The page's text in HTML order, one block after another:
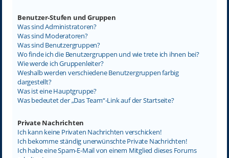
Benutzer-Stufen und Gruppen
Was sind Administratoren?
Was sind Moderatoren?
Was sind Benutzergruppen?
Wo finde ich die Benutzergruppen und wie trete ich ihnen bei?
Wie werde ich Gruppenleiter?
Weshalb werden verschiedene Benutzergruppen farbig
dargestellt?
Was ist eine Hauptgruppe?
Was bedeutet der „Das Team“-Link auf der Startseite?
Private Nachrichten
Ich kann keine Privaten Nachrichten verschicken!
Ich bekomme ständig unerwünschte Private Nachrichten!
Ich habe eine Spam-E-Mail von einem Mitglied dieses Forums